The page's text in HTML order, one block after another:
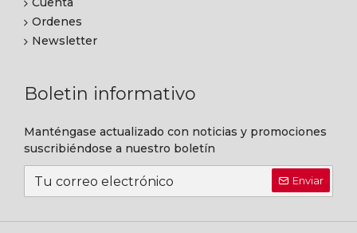
Ordenes
Newsletter
Boletin informativo
Manténgase actualizado con noticias y promociones
suscribiéndose a nuestro boletín
Enviar